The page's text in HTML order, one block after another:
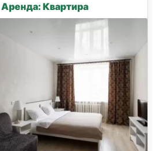
Аренда: Квартира